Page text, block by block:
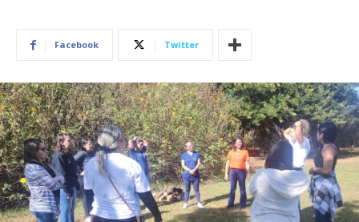
Facebook Twitter